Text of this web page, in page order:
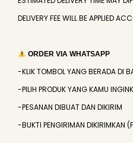
DELIVERY FEE WILL BE APPLIED
ORDER VIA WHATSAPP
-KLIK TOMBOL YANG BERADA DI
-PILIH PRODUK YANG KAMU
-PESANAN DIBUAT DAN DIKIRIM
-BUKTI PENGIRIMAN DIKIRIMKAN